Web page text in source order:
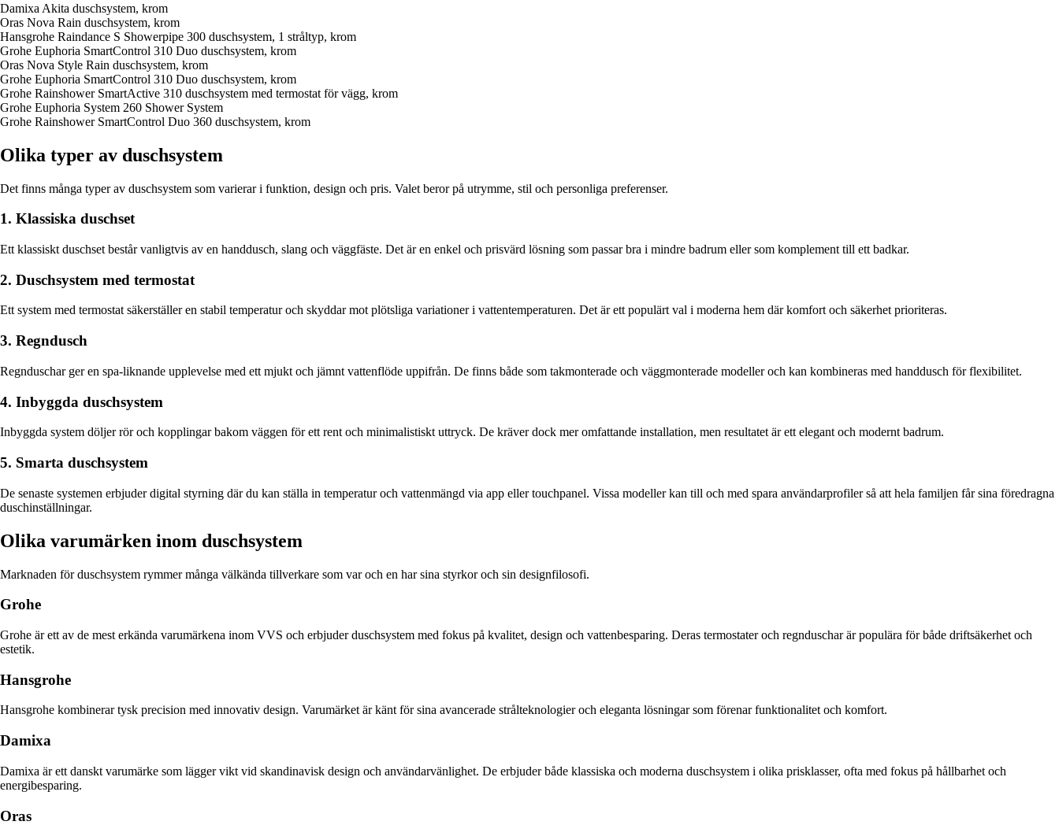
Damixa Akita duschsystem, krom
Oras Nova Rain duschsystem, krom
Hansgrohe Raindance S Showerpipe 300 duschsystem, 1 stråltyp, krom
Grohe Euphoria SmartControl 310 Duo duschsystem, krom
Oras Nova Style Rain duschsystem, krom
Grohe Euphoria SmartControl 310 Duo duschsystem, krom
Grohe Rainshower SmartActive 310 duschsystem med termostat för vägg, krom
Grohe Euphoria System 260 Shower System
Grohe Rainshower SmartControl Duo 360 duschsystem, krom
Olika typer av duschsystem
Det finns många typer av duschsystem som varierar i funktion, design och pris. Valet beror på utrymme, stil och personliga preferenser.
1. Klassiska duschset
Ett klassiskt duschset består vanligtvis av en handdusch, slang och väggfäste. Det är en enkel och prisvärd lösning som passar bra i mindre badrum eller som komplement till ett badkar.
2. Duschsystem med termostat
Ett system med termostat säkerställer en stabil temperatur och skyddar mot plötsliga variationer i vattentemperaturen. Det är ett populärt val i moderna hem där komfort och säkerhet prioriteras.
3. Regndusch
Regnduschar ger en spa-liknande upplevelse med ett mjukt och jämnt vattenflöde uppifrån. De finns både som takmonterade och väggmonterade modeller och kan kombineras med handdusch för flexibilitet.
4. Inbyggda duschsystem
Inbyggda system döljer rör och kopplingar bakom väggen för ett rent och minimalistiskt uttryck. De kräver dock mer omfattande installation, men resultatet är ett elegant och modernt badrum.
5. Smarta duschsystem
De senaste systemen erbjuder digital styrning där du kan ställa in temperatur och vattenmängd via app eller touchpanel. Vissa modeller kan till och med spara användarprofiler så att hela familjen får sina föredragna
duschinställningar.
Olika varumärken inom duschsystem
Marknaden för duschsystem rymmer många välkända tillverkare som var och en har sina styrkor och sin designfilosofi.
Grohe
Grohe är ett av de mest erkända varumärkena inom VVS och erbjuder duschsystem med fokus på kvalitet, design och vattenbesparing. Deras termostater och regnduschar är populära för både driftsäkerhet och
estetik.
Hansgrohe
Hansgrohe kombinerar tysk precision med innovativ design. Varumärket är känt för sina avancerade strålteknologier och eleganta lösningar som förenar funktionalitet och komfort.
Damixa
Damixa är ett danskt varumärke som lägger vikt vid skandinavisk design och användarvänlighet. De erbjuder både klassiska och moderna duschsystem i olika prisklasser, ofta med fokus på hållbarhet och
energibesparing.
Oras